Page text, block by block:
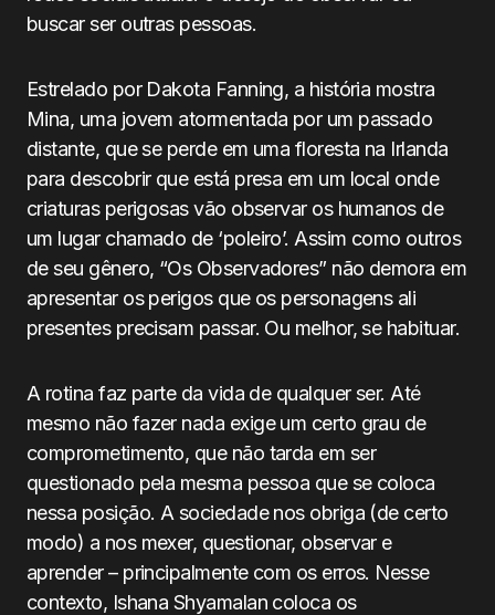
buscar ser outras pessoas.
Estrelado por Dakota Fanning, a história mostra
Mina, uma jovem atormentada por um passado
distante, que se perde em uma floresta na Irlanda
para descobrir que está presa em um local onde
criaturas perigosas vão observar os humanos de
um lugar chamado de ‘poleiro’. Assim como outros
de seu gênero, “Os Observadores” não demora em
apresentar os perigos que os personagens ali
presentes precisam passar. Ou melhor, se habituar.
A rotina faz parte da vida de qualquer ser. Até
mesmo não fazer nada exige um certo grau de
comprometimento, que não tarda em ser
questionado pela mesma pessoa que se coloca
nessa posição. A sociedade nos obriga (de certo
modo) a nos mexer, questionar, observar e
aprender – principalmente com os erros. Nesse
contexto, Ishana Shyamalan coloca os